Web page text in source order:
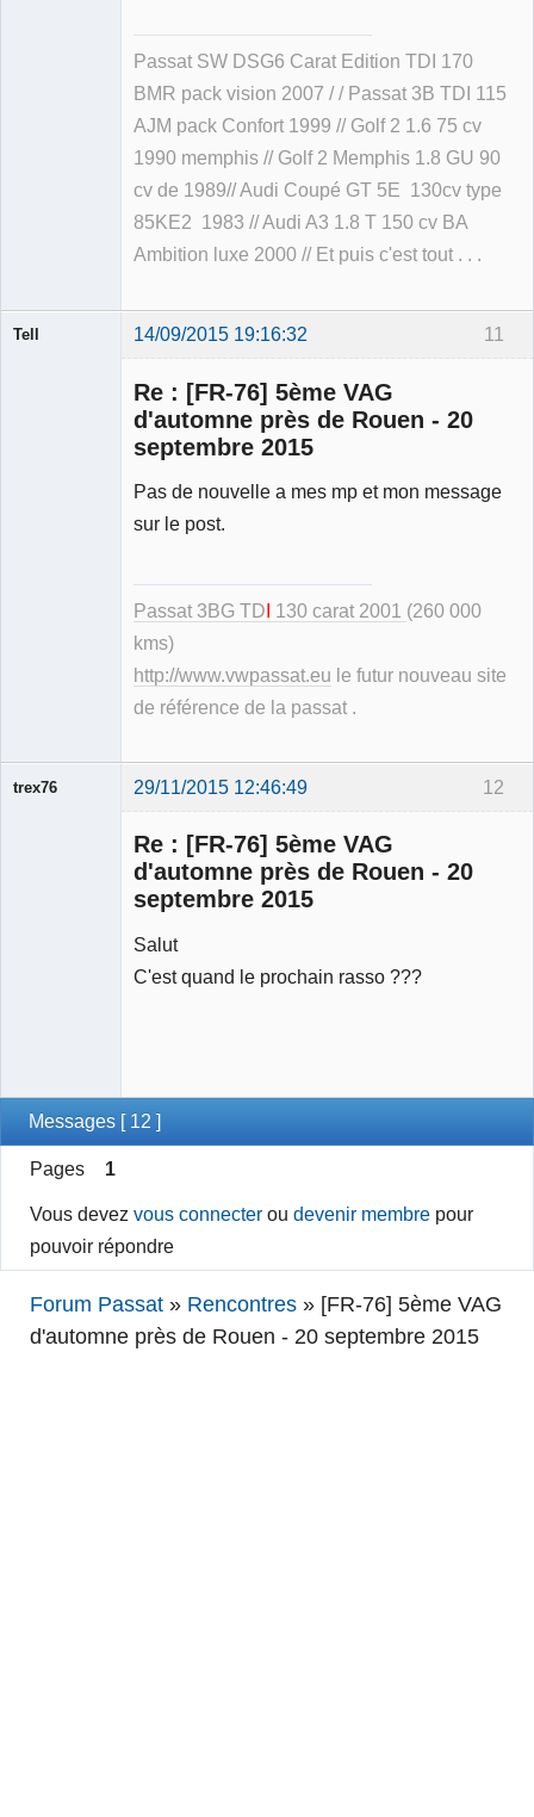
Passat SW DSG6 Carat Edition TDI 170
BMR pack vision 2007 / / Passat 3B TDI 115
AJM pack Confort 1999 // Golf 2 1.6 75 cv
1990 memphis // Golf 2 Memphis 1.8 GU 90
cv de 1989// Audi Coupé GT 5E 130cv type
85KE2 1983 // Audi A3 1.8 T 150 cv BA
Ambition luxe 2000 // Et puis c'est tout . . .
11
Tell 14/09/2015 19:16:32
Re : [FR-76] 5ème VAG
d'automne près de Rouen - 20
septembre 2015
Pas de nouvelle a mes mp et mon message
sur le post.
Passat 3BG TD 130 carat 2001 (260 000
kms)
http://www.vwpassat.eu le futur nouveau site
de référence de la passat .
12
trex76 29/11/2015 12:46:49
Re : [FR-76] 5ème VAG
d'automne près de Rouen - 20
septembre 2015
Salut
C'est quand le prochain rasso ???
Messages [ 12 ]
Pages 1
Vous devezvous connecter oudevenir membre pour
pouvoir répondre
Forum Passat » Rencontres » [FR-76] 5ème VAG
d'automne près de Rouen - 20 septembre 2015